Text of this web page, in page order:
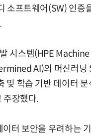
소프트웨어(SW) 인증
시스템(HPE
AI)의 머신러닝
학습 기반 데이터
주장했다.
터 보안을 우려하는